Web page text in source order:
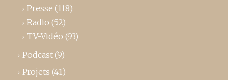
Presse (118)
Radio (52)
TV-Vidéo (93)
Podcast (9)
Projets (41)